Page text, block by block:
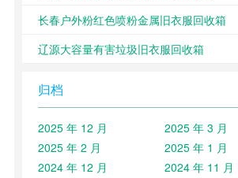
长春户外粉红色喷粉金属旧衣服回收箱
辽源大容量有害垃圾旧衣服回收箱
归档
2025 年 12 月
2025 年 3 月
2025 年 2 月
2025 年 1 月
2024 年 12 月
2024 年 11 月